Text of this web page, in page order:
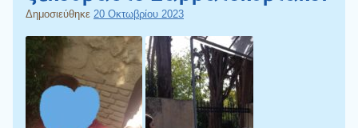
Δημοσιεύθηκε 20 Οκτωβρίου 2023